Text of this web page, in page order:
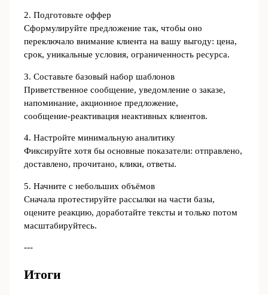
2. Подготовьте оффер
Сформулируйте предложение так, чтобы оно
переключало внимание клиента на вашу выгоду: цена,
срок, уникальные условия, ограниченность ресурса.
3. Составьте базовый набор шаблонов
Приветственное сообщение, уведомление о заказе,
напоминание, акционное предложение,
сообщение‑реактивация неактивных клиентов.
4. Настройте минимальную аналитику
Фиксируйте хотя бы основные показатели: отправлено,
доставлено, прочитано, клики, ответы.
5. Начните с небольших объёмов
Сначала протестируйте рассылки на части базы,
оцените реакцию, доработайте тексты и только потом
масштабируйтесь.
---
Итоги